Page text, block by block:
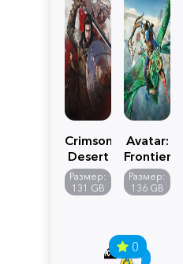
Crimson
Desert
Размер:
131 GB
Avatar:
Frontiers
of
Pandora
Размер:
136 GB
0